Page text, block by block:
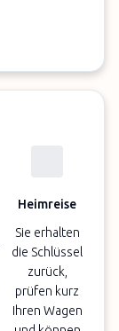
Heimreise
Sie erhalten
die Schlüssel
zurück,
prüfen kurz
Ihren Wagen